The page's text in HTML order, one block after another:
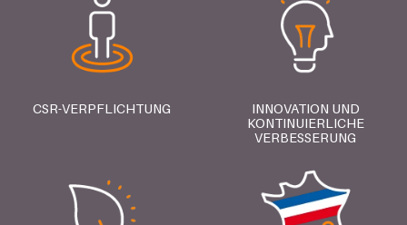
CSR-VERPFLICHTUNG
INNOVATION UND
KONTINUIERLICHE
VERBESSERUNG